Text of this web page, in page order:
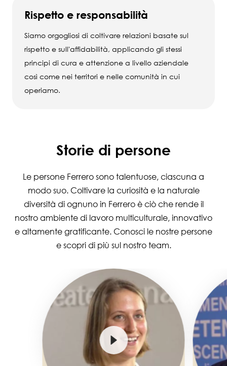
Rispetto e responsabilità
Siamo orgogliosi di coltivare relazioni basate sul
rispetto e sull'affidabilità, applicando gli stessi
principi di cura e attenzione a livello aziendale
così come nei territori e nelle comunità in cui
operiamo.
Storie di persone
Le persone Ferrero sono talentuose, ciascuna a
modo suo. Coltivare la curiosità e la naturale
diversità di ognuno in Ferrero è ciò che rende il
nostro ambiente di lavoro multiculturale, innovativo
e altamente gratificante. Conosci le nostre persone
e scopri di più sul nostro team.